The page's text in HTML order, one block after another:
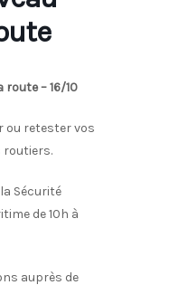
route – 16/10
ou retester vos
routiers.
Sécurité
de 10h à
auprès de